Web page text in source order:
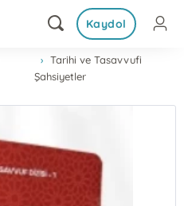
Kaydol
Tarihi ve Tasavvufi
Şahsiyetler